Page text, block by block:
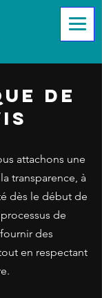
de
attachons une
transparence, à
dès le début de
de
des
en respectant